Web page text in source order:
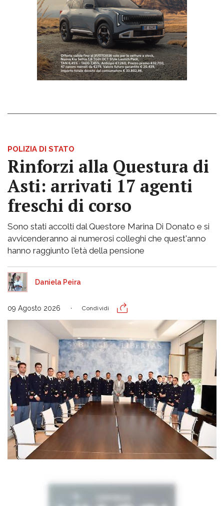
POLIZIA DI STATO
Rinforzi alla Questura di
Asti: arrivati 17 agenti
freschi di corso
Sono stati accolti dal Questore Marina Di Donato e si
avvicenderanno ai numerosi colleghi che quest'anno
hanno raggiunto l'età della pensione
Daniela Peira
09 Agosto 2026 Condividi